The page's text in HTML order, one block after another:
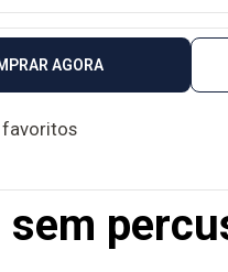
AGORA
favoritos